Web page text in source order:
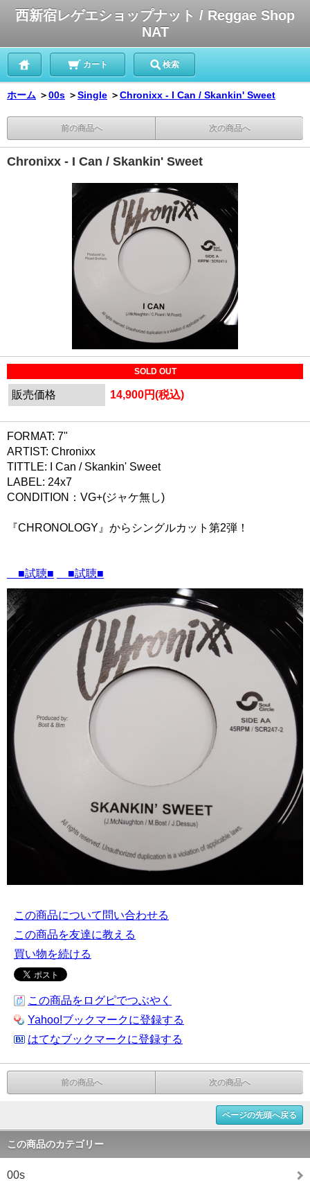
西新宿レゲエショップナット / Reggae Shop
NAT
カート 検索
ホーム ＞00s ＞Single ＞Chronixx - I Can / Skankin' Sweet
前の商品へ 次の商品へ
Chronixx - I Can / Skankin' Sweet
SOLD OUT
販売価格 14,900円(税込)
FORMAT: 7"
ARTIST: Chronixx
TITTLE: I Can / Skankin' Sweet
LABEL: 24x7
CONDITION：VG+(ジャケ無し)
『CHRONOLOGY』からシングルカット第2弾！
■試聴■ ■試聴■
この商品について問い合わせる
この商品を友達に教える
買い物を続ける
この商品をログピでつぶやく
Yahoo!ブックマークに登録する
はてなブックマークに登録する
前の商品へ 次の商品へ
ページの先頭へ戻る
この商品のカテゴリー
00s